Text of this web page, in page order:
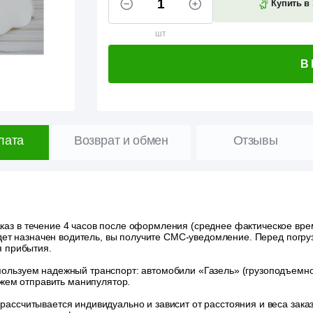
шт
Купить в
В
Возврат и обмен Отзывы
в течение 4 часов после оформления (среднее фактическое
назначен водитель, вы получите СМС-уведомление. Перед
прибытия.
надежный транспорт: автомобили «Газель»
отправить манипулятор.
индивидуально и зависит от расстояния и веса